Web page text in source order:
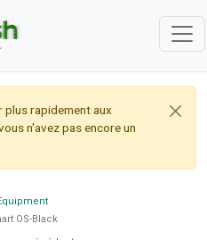
plus rapidement aux
n'avez pas encore un
OS-Black